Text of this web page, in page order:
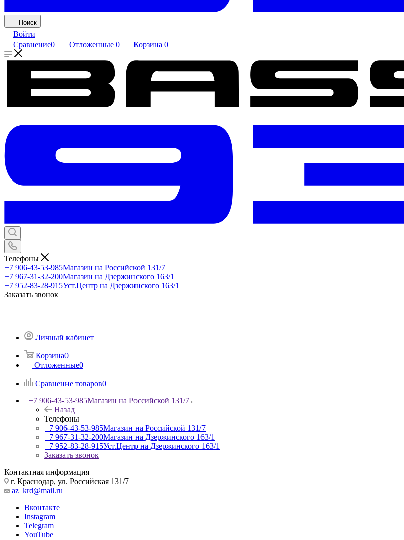
Поиск
Войти
Сравнение0 Отложенные 0 Корзина 0
Телефоны
+7 906-43-53-985Магазин на Российской 131/7
+7 967-31-32-200Магазин на Дзержинского 163/1
+7 952-83-28-915Уст.Центр на Дзержинского 163/1
Заказать звонок
Личный кабинет
Корзина0
Отложенные0
Сравнение товаров0
+7 906-43-53-985Магазин на Российской 131/7
Назад
Телефоны
+7 906-43-53-985Магазин на Российской 131/7
+7 967-31-32-200Магазин на Дзержинского 163/1
+7 952-83-28-915Уст.Центр на Дзержинского 163/1
Заказать звонок
Контактная информация
г. Краснодар, ул. Российская 131/7
az_krd@mail.ru
Вконтакте
Instagram
Telegram
YouTube